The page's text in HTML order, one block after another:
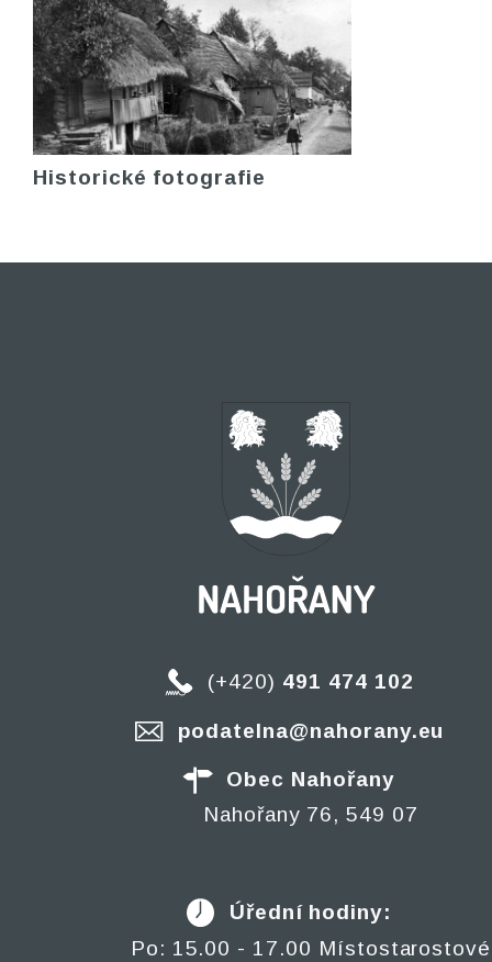
Historické fotografie
(+420) 491 474 102
podatelna@nahorany.eu
Obec Nahořany
Nahořany 76, 549 07
Úřední hodiny:
Po: 15.00 - 17.00 Místostarostové